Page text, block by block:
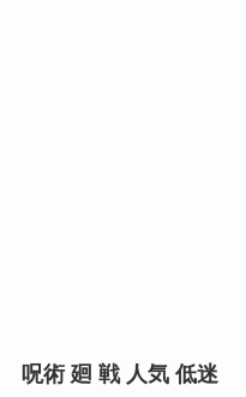
呪術 廻 戦 人気 低迷